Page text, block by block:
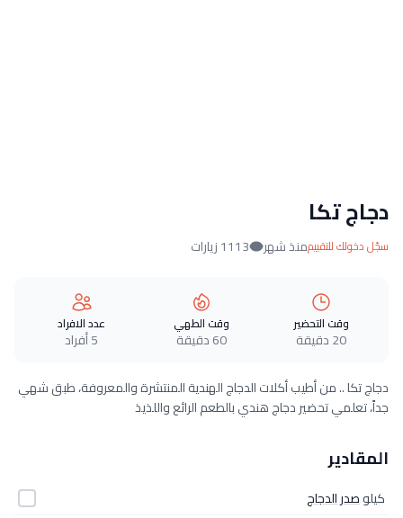
دجاج تكا
سجّل دخولك للتقييممنذ شهر 1113 زيارات
وقت التحضير
20 دقيقة
وقت الطهي
60 دقيقة
عدد الافراد
5 أفراد
دجاج تكا .. من أطيب أكلات الدجاج الهندية المنتشرة والمعروفة، طبق شهي
جداً، تعلمي تحضير دجاج هندي بالطعم الرائع واللذيذ
المقادير
كيلوصدر الدجاج